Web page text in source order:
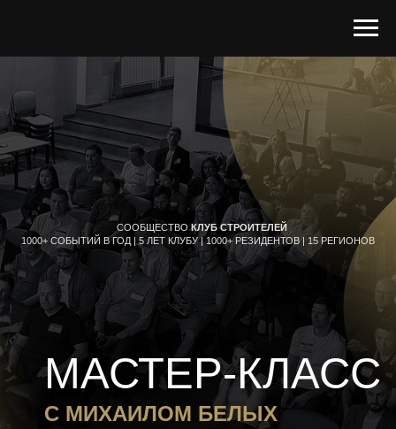
МАСТЕР-КЛАСС
«МАРКЕТИНГ ПОД РЕНТГЕНОМ»
ОТ АГЕНТСТВА «ДАР СМЫСЛА»
С МИХАИЛОМ БЕЛЫХ
СООБЩЕСТВО КЛУБ СТРОИТЕЛЕЙ
1000+ СОБЫТИЙ В ГОД | 5 ЛЕТ КЛУБУ | 1000+ РЕЗИДЕНТОВ | 15 РЕГИОНОВ